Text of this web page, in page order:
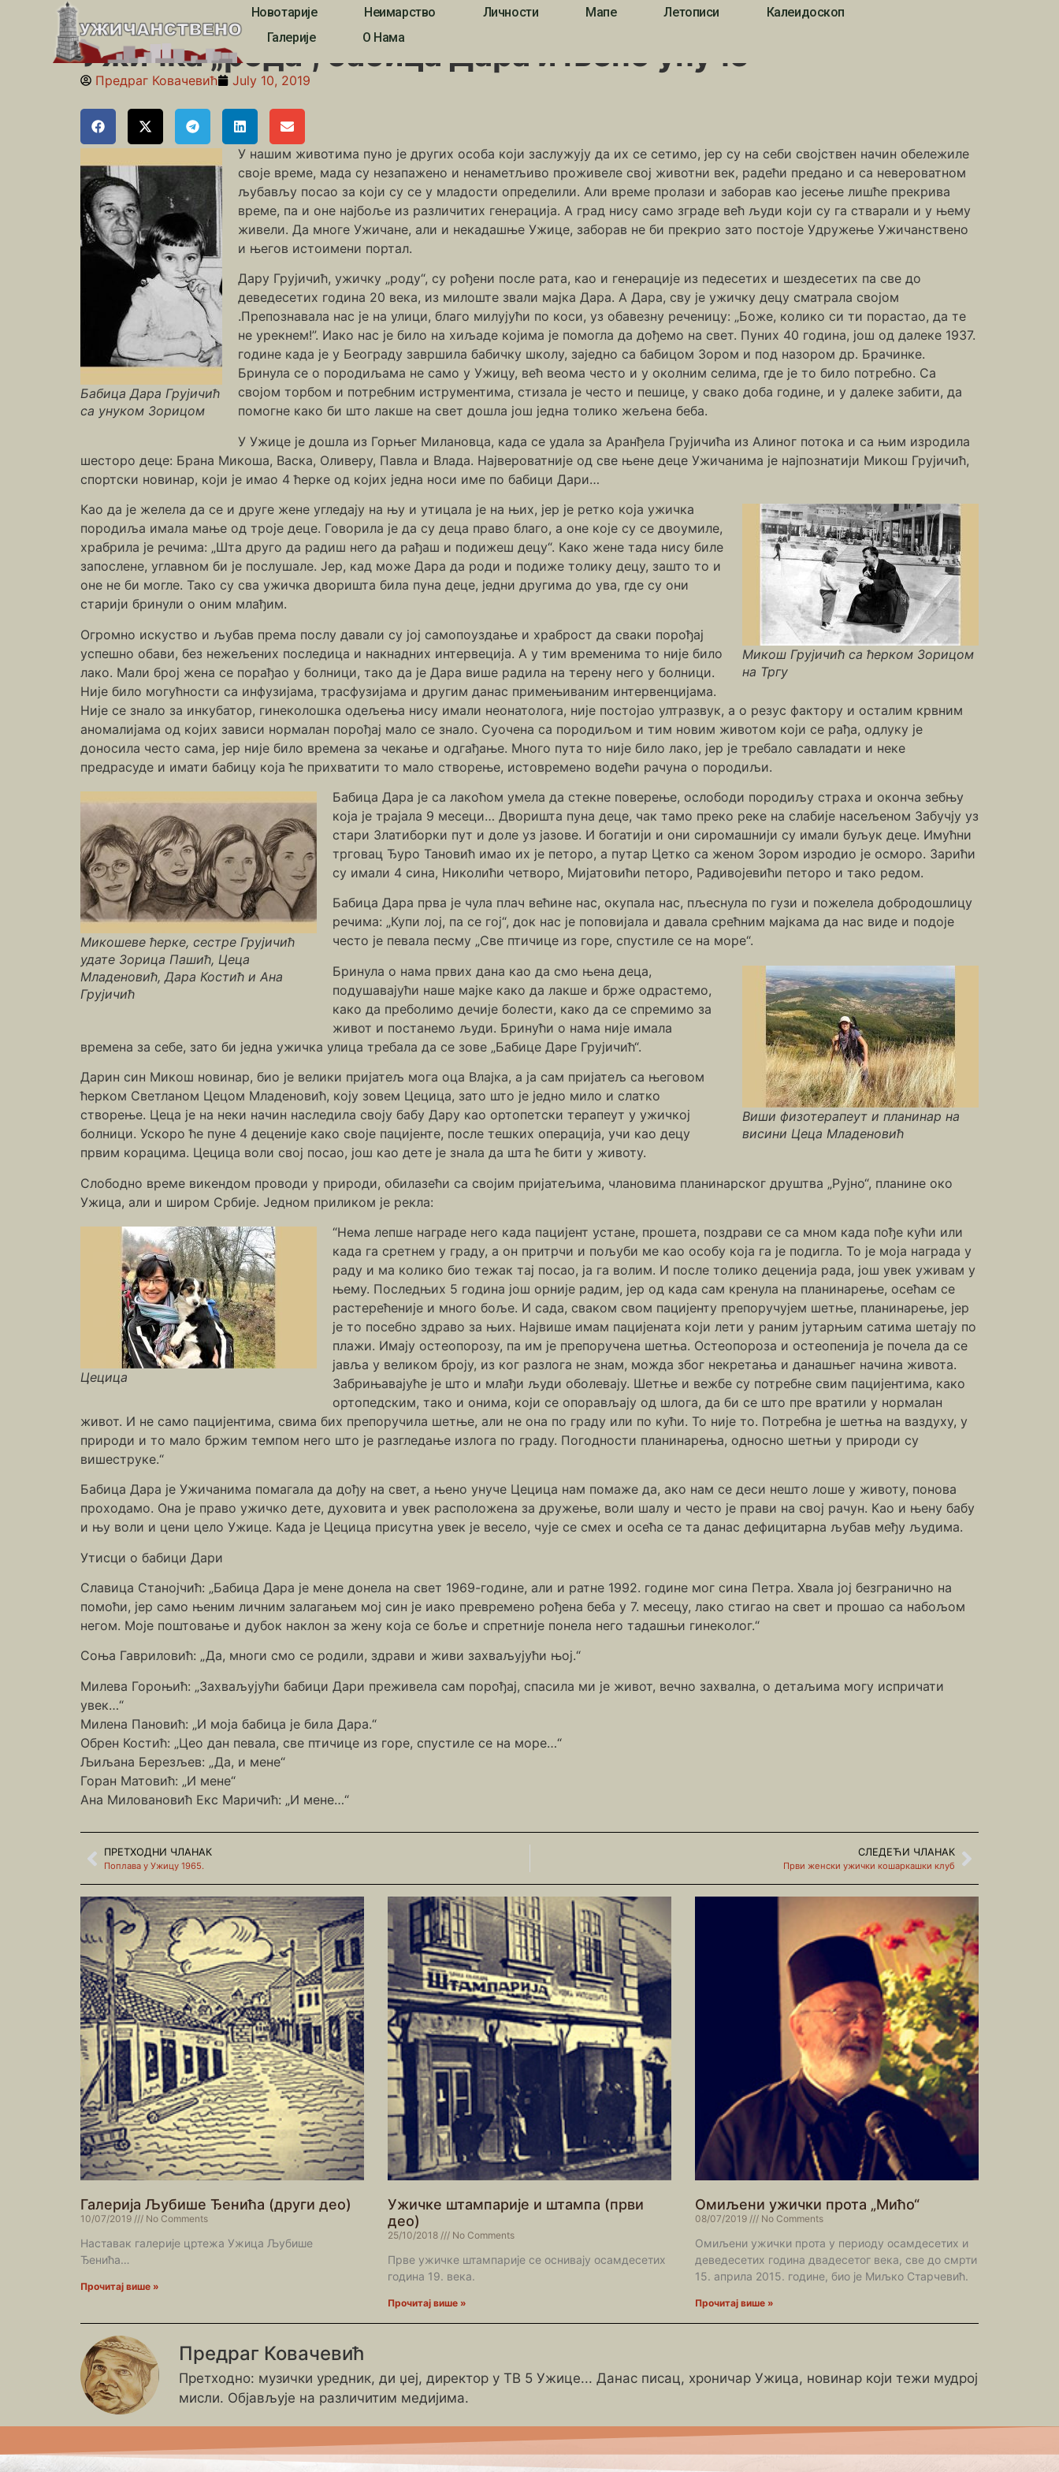
Новотарије Неимарство Личности Мапе Летописи
Калеидоскоп
Галерије
О Нама
Људи од струке и науке»Ужичка „рода“, бабица Дара и њено унуче
Ужичка „рода“, бабица Дара и њено унуче
Предраг Ковачевић July 10, 2019
Бабица Дара Грујичић
са унуком Зорицом
У нашим животима пуно је других особа који заслужују да их се сетимо, јер су на себи својствен начин обележиле
своје време, мада су незапажено и ненаметљиво проживеле свој животни век, радећи предано и са невероватном
љубављу посао за који су се у младости определили. Али време пролази и заборав као јесење лишће прекрива
време, па и оне најбоље из различитих генерација. А град нису само зграде већ људи који су га стварали и у њему
живели. Да многе Ужичане, али и некадашње Ужице, заборав не би прекрио зато постоје Удружење Ужичанствено
и његов истоимени портал.
Дару Грујичић, ужичку „роду“, су рођени после рата, као и генерације из педесетих и шездесетих па све до
деведесетих година 20 века, из милоште звали мајка Дара. А Дара, сву је ужичку децу сматрала својом
.Препознавала нас је на улици, благо милујући по коси, уз обавезну реченицу: „Боже, колико си ти порастао, да те
не урекнем!”. Иако нас је било на хиљаде којима је помогла да дођемо на свет. Пуних 40 година, још од далеке 1937.
године када је у Београду завршила бабичку школу, заједно са бабицом Зором и под назором др. Брачинке.
Бринула се о породиљама не само у Ужицу, већ веома често и у околним селима, где је то било потребно. Са
својом торбом и потребним иструментима, стизала је често и пешице, у свако доба године, и у далеке забити, да
помогне како би што лакше на свет дошла још једна толико жељена беба.
У Ужице је дошла из Горњег Милановца, када се удала за Аранђела Грујичића из Алиног потока и са њим изродила
шесторо деце: Брана Микоша, Васка, Оливеру, Павла и Влада. Највероватније од све њене деце Ужичанима је најпознатији Микош Грујичић,
спортски новинар, који је имао 4 ћерке од којих једна носи име по бабици Дари…
Микош Грујичић са ћерком Зорицом
на Тргу
Као да је желела да се и друге жене угледају на њу и утицала је на њих, јер је ретко која ужичка
породиља имала мање од троје деце. Говорила је да су деца право благо, а оне које су се двоумиле,
храбрила је речима: „Шта друго да радиш него да рађаш и подижеш децу“. Како жене тада нису биле
запослене, углавном би је послушале. Јер, кад може Дара да роди и подиже толику децу, зашто то и
оне не би могле. Тако су сва ужичка дворишта била пуна деце, једни другима до ува, где су они
старији бринули о оним млађим.
Огромно искуство и љубав према послу давали су јој самопоуздање и храброст да сваки порођај
успешно обави, без нежељених последица и накнадних интервеција. А у тим временима то није било
лако. Мали број жена се порађао у болници, тако да је Дара више радила на терену него у болници.
Није било могућности са инфузијама, трасфузијама и другим данас примењиваним интервенцијама.
Није се знало за инкубатор, гинеколошка одељења нису имали неонатолога, није постојао ултразвук, а о резус фактору и осталим крвним
аномалијама од којих зависи нормалан порођај мало се знало. Суочена са породиљом и тим новим животом који се рађа, одлуку је
доносила често сама, јер није било времена за чекање и одгађање. Много пута то није било лако, јер је требало савладати и неке
предрасуде и имати бабицу која ће прихватити то мало створење, истовремено водећи рачуна о породиљи.
Микошеве ћерке, сестре Грујичић
удате Зорица Пашић, Цеца
Младеновић, Дара Костић и Ана
Грујичић
Бабица Дара је са лакоћом умела да стекне поверење, ослободи породиљу страха и оконча зебњу
која је трајала 9 месеци… Дворишта пуна деце, чак тамо преко реке на слабије насељеном Забучју уз
стари Златиборки пут и доле уз јазове. И богатији и они сиромашнији су имали буљук деце. Имућни
трговац Ђуро Тановић имао их је петоро, а путар Цетко са женом Зором изродио је осморо. Зарићи
су имали 4 сина, Николићи четворо, Мијатовићи петоро, Радивојевићи петоро и тако редом.
Бабица Дара прва је чула плач већине нас, окупала нас, пљеснула по гузи и пожелела добродошлицу
речима: „Купи лој, па се гој“, док нас је поповијала и давала срећним мајкама да нас виде и подоје
често је певала песму „Све птичице из горе, спустиле се на море“.
Виши физотерапеут и планинар на
висини Цеца Младеновић
Бринула о нама првих дана као да смо њена деца,
подушавајући наше мајке како да лакше и брже одрастемо,
како да преболимо дечије болести, како да се спремимо за
живот и постанемо људи. Бринући о нама није имала
времена за себе, зато би једна ужичка улица требала да се зове „Бабице Даре Грујичић“.
Дарин син Микош новинар, био је велики пријатељ мога оца Влајка, а ја сам пријатељ са његовом
ћерком Светланом Цецом Младеновић, коју зовем Цецица, зато што је једно мило и слатко
створење. Цеца је на неки начин наследила своју бабу Дару као ортопетски терапеут у ужичкој
болници. Ускоро ће пуне 4 деценије како своје пацијенте, после тешких операција, учи као децу
првим корацима. Цецица воли свој посао, још као дете је знала да шта ће бити у животу.
Слободно време викендом проводи у природи, обилазећи са својим пријатељима, члановима планинарског друштва „Рујно“, планине око
Ужица, али и широм Србије. Једном приликом је рекла:
Цецица
“Нема лепше награде него када пацијент устане, прошета, поздрави се са мном када пође кући или
када га сретнем у граду, а он притрчи и пољуби ме као особу која га је подигла. То је моја награда у
раду и ма колико био тежак тај посао, ја га волим. И после толико деценија рада, још увек уживам у
њему. Последњих 5 година још орније радим, јер од када сам кренула на планинарење, осећам се
растерећеније и много боље. И сада, сваком свом пацијенту препоручујем шетње, планинарење, јер
је то посебно здраво за њих. Највише имам пацијената који лети у раним јутарњим сатима шетају по
плажи. Имају остеопорозу, па им је препоручена шетња. Остеопороза и остеопенија је почела да се
јавља у великом броју, из ког разлога не знам, можда због некретања и данашњег начина живота.
Забрињавајуће је што и млађи људи оболевају. Шетње и вежбе су потребне свим пацијентима, како
ортопедским, тако и онима, који се опорављају од шлога, да би се што пре вратили у нормалан
живот. И не само пацијентима, свима бих препоручила шетње, али не она по граду или по кући. То није то. Потребна је шетња на ваздуху, у
природи и то мало бржим темпом него што је разгледање излога по граду. Погодности планинарења, односно шетњи у природи су
вишеструке.“
Бабица Дара је Ужичанима помагала да дођу на свет, а њено унуче Цецица нам помаже да, ако нам се деси нешто лоше у животу, понова
проходамо. Она је право ужичко дете, духовита и увек расположена за дружење, воли шалу и често је прави на свој рачун. Као и њену бабу
и њу воли и цени цело Ужице. Када је Цецица присутна увек је весело, чује се смех и осећа се та данас дефицитарна љубав међу људима.
Утисци о бабици Дари
Славица Станојчић: „Бабица Дара је мене донела на свет 1969-године, али и ратне 1992. године мог сина Петра. Хвала јој безгранично на
помоћи, јер само њеним личним залагањем мој син је иако превремено рођена беба у 7. месецу, лако стигао на свет и прошао са набољом
негом. Моје поштовање и дубок наклон за жену која се боље и спретније понела него тадашњи гинеколог.“
Соња Гавриловић: „Да, многи смо се родили, здрави и живи захваљујући њој.“
Милева Гороњић: „Захваљујући бабици Дари преживела сам порођај, спасила ми је живот, вечно захвална, о детаљима могу испричати
увек…“
Милена Пановић: „И моја бабица је била Дара.“
Обрен Костић: „Цео дан певала, све птичице из горе, спустиле се на море…“
Љиљана Березљев: „Да, и мене“
Горан Матовић: „И мене“
Ана Миловановић Екс Маричић: „И мене…“
ПРЕТХОДНИ ЧЛАНАК
Поплава у Ужицу 1965.
СЛЕДЕЋИ ЧЛАНАК
Први женски ужички кошаркашки клуб
Галерија Љубише Ђенића (други део)
10/07/2019 No Comments
Наставак галерије цртежа Ужица Љубише
Ђенића…
Прочитај више »
Ужичке штампарије и штампа (први
део)
25/10/2018 No Comments
Прве ужичке штампарије се оснивају осамдесетих
година 19. века.
Прочитај више »
Омиљени ужички прота „Мићо“
08/07/2019 No Comments
Омиљени ужички прота у периоду осамдесетих и
деведесетих година двадесетог века, све до смрти
15. априла 2015. године, био је Миљко Старчевић.
Прочитај више »
Предраг Ковачевић
Претходно: музички уредник, ди џеј, директор у ТВ 5 Ужице... Данас писац, хроничар Ужица, новинар који тежи мудрој
мисли. Објављује на различитим медијима.